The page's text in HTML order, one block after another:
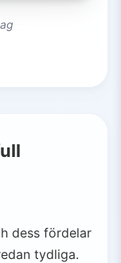
dess fördelar
tydliga.